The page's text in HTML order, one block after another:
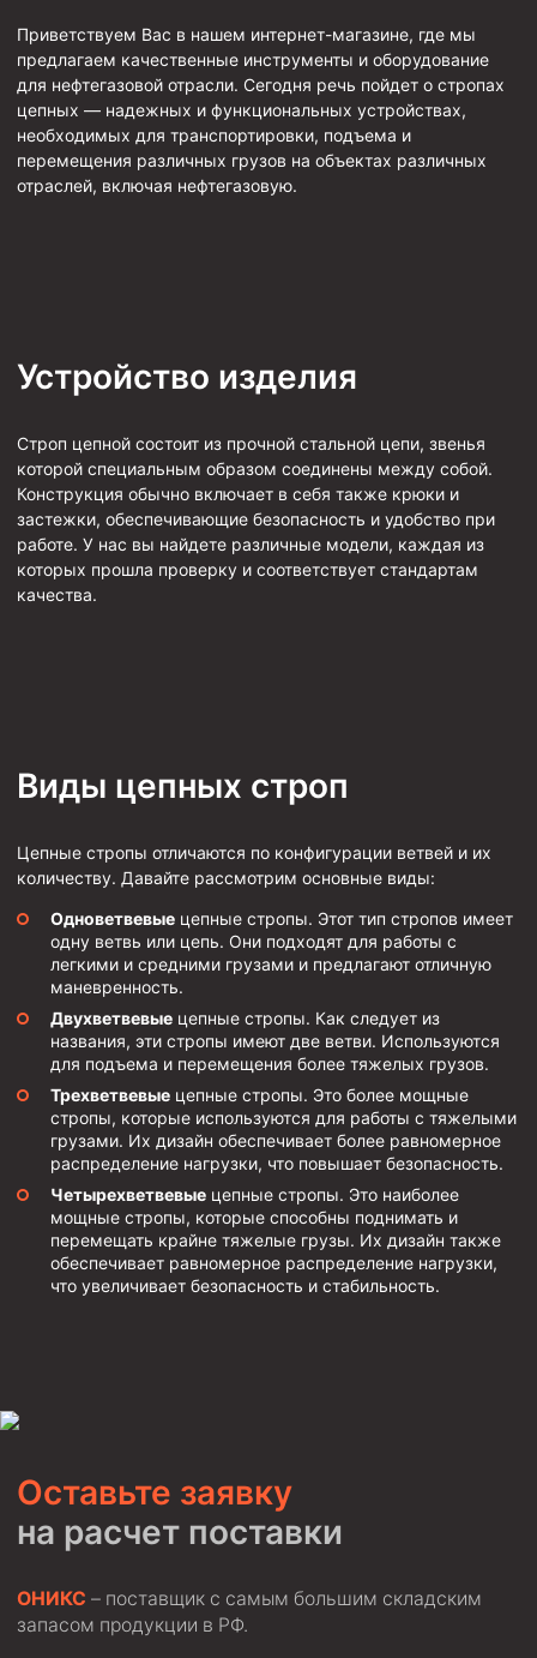
Муфта ОТТГ 127
Муфта ОТТГ 114
Буровое оборудование
Фонтанная и запорная арматура
Противовыбросовое оборудование
Элеваторы трубные
Буровые установки
Циркуляционные системы и оборудование для
приготовления и очистки бурового раствора
Технологическая оснастка обсадных колонн
скважин УЭЦС
Разъединители резьбовые РР
Кольца ограничительные ПЦ и ЦЦ
Клапаны обратные
Краны шаровые и пробковые
Муфты ступенчатого цементирования
Пробки цементировочные
Скребки корончатые СК и тросовые СТ
Центраторы колонные
Герметизаторы устьевые
Башмаки колонные
Желонки
Ерши механические
Скреперы механические
Приветствуем Вас в нашем интернет-магазине, где мы
предлагаем качественные инструменты и оборудование
для нефтегазовой отрасли. Сегодня речь пойдет о стропах
цепных — надежных и функциональных устройствах,
необходимых для транспортировки, подъема и
перемещения различных грузов на объектах различных
отраслей, включая нефтегазовую.
Устройство изделия
Строп цепной состоит из прочной стальной цепи, звенья
которой специальным образом соединены между собой.
Конструкция обычно включает в себя также крюки и
застежки, обеспечивающие безопасность и удобство при
работе. У нас вы найдете различные модели, каждая из
которых прошла проверку и соответствует стандартам
качества.
Виды цепных строп
Цепные стропы отличаются по конфигурации ветвей и их
количеству. Давайте рассмотрим основные виды:
Одноветвевые цепные стропы. Этот тип стропов имеет
одну ветвь или цепь. Они подходят для работы с
легкими и средними грузами и предлагают отличную
маневренность.
Двухветвевые цепные стропы. Как следует из
названия, эти стропы имеют две ветви. Используются
для подъема и перемещения более тяжелых грузов.
Трехветвевые цепные стропы. Это более мощные
стропы, которые используются для работы с тяжелыми
грузами. Их дизайн обеспечивает более равномерное
распределение нагрузки, что повышает безопасность.
Четырехветвевые цепные стропы. Это наиболее
мощные стропы, которые способны поднимать и
перемещать крайне тяжелые грузы. Их дизайн также
обеспечивает равномерное распределение нагрузки,
что увеличивает безопасность и стабильность.
Оставьте заявку
на расчет поставки
ОНИКС – поставщик с самым большим складским
запасом продукции в РФ.